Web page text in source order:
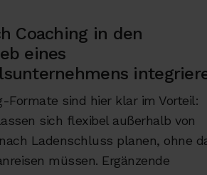
Coaching in den
eines
Formate sind hier klar im Vorteil:
sich flexibel außerhalb von
Ladenschluss planen, ohne
müssen. Ergänzende